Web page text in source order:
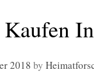
2018 by